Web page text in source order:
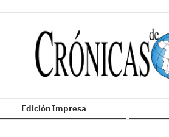
Edición Impresa